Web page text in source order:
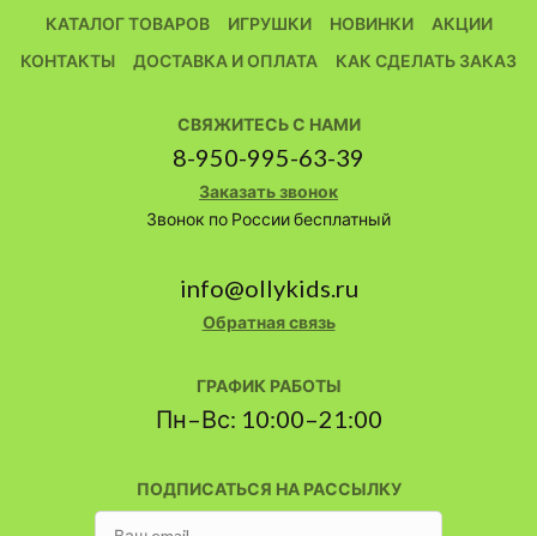
КАТАЛОГ ТОВАРОВ ИГРУШКИ НОВИНКИ
АКЦИИ
КОНТАКТЫ
ДОСТАВКА И ОПЛАТА КАК СДЕЛАТЬ ЗАКАЗ
ПОДПИСАТЬСЯ НА РАССЫЛКУ
СВЯЖИТЕСЬ С НАМИ
8-950-995-63-39
Заказать звонок
Звонок по России бесплатный
info@ollykids.ru
Обратная связь
ГРАФИК РАБОТЫ
Пн–Вс: 10:00–21:00